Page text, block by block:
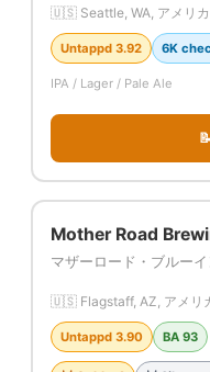
🇺🇸 Seattle, WA, アメリ
Untappd 3.92 6K
IPA / Lager / Pale Ale
Mother Road
マザーロード・ブルー
🇺🇸 Flagstaff, AZ, アメリ
Untappd 3.90 BA 93